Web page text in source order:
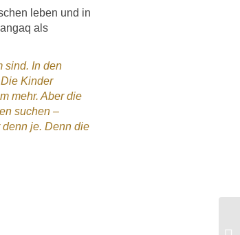
leben und in
als
sind. In den
Kinder
mehr. Aber die
suchen –
je. Denn die